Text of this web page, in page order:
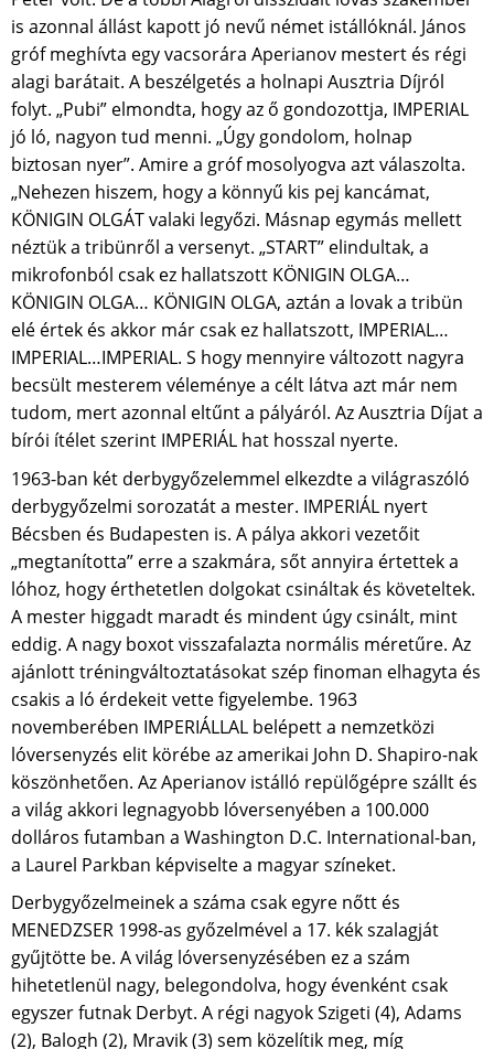
is azonnal állást kapott jó nevű német istállóknál. János
gróf meghívta egy vacsorára Aperianov mestert és régi
alagi barátait. A beszélgetés a holnapi Ausztria Díjról
folyt. „Pubi” elmondta, hogy az ő gondozottja, IMPERIAL
jó ló, nagyon tud menni. „Úgy gondolom, holnap
biztosan nyer”. Amire a gróf mosolyogva azt válaszolta.
„Nehezen hiszem, hogy a könnyű kis pej kancámat,
KÖNIGIN OLGÁT valaki legyőzi. Másnap egymás mellett
néztük a tribünről a versenyt. „START” elindultak, a
mikrofonból csak ez hallatszott KÖNIGIN OLGA…
KÖNIGIN OLGA… KÖNIGIN OLGA, aztán a lovak a tribün
elé értek és akkor már csak ez hallatszott, IMPERIAL…
IMPERIAL…IMPERIAL. S hogy mennyire változott nagyra
becsült mesterem véleménye a célt látva azt már nem
tudom, mert azonnal eltűnt a pályáról. Az Ausztria Díjat a
bírói ítélet szerint IMPERIÁL hat hosszal nyerte.
1963-ban két derbygyőzelemmel elkezdte a világraszóló
derbygyőzelmi sorozatát a mester. IMPERIÁL nyert
Bécsben és Budapesten is. A pálya akkori vezetőit
„megtanította” erre a szakmára, sőt annyira értettek a
lóhoz, hogy érthetetlen dolgokat csináltak és követeltek.
A mester higgadt maradt és mindent úgy csinált, mint
eddig. A nagy boxot visszafalazta normális méretűre. Az
ajánlott tréningváltoztatásokat szép finoman elhagyta és
csakis a ló érdekeit vette figyelembe. 1963
novemberében IMPERIÁLLAL belépett a nemzetközi
lóversenyzés elit körébe az amerikai John D. Shapiro-nak
köszönhetően. Az Aperianov istálló repülőgépre szállt és
a világ akkori legnagyobb lóversenyében a 100.000
dolláros futamban a Washington D.C. International-ban,
a Laurel Parkban képviselte a magyar színeket.
Derbygyőzelmeinek a száma csak egyre nőtt és
MENEDZSER 1998-as győzelmével a 17. kék szalagját
gyűjtötte be. A világ lóversenyzésében ez a szám
hihetetlenül nagy, belegondolva, hogy évenként csak
egyszer futnak Derbyt. A régi nagyok Szigeti (4), Adams
(2), Balogh (2), Mravik (3) sem közelítik meg, míg